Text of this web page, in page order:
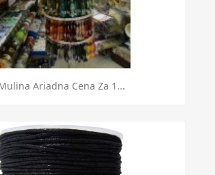
Ariadna Cena Za 1...